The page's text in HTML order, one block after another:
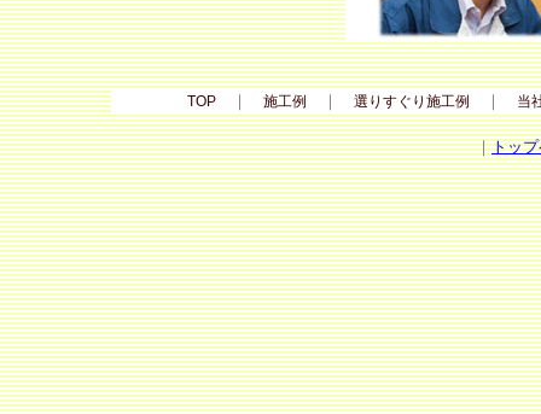
TOP｜ 施工例 ｜ 選りすぐり施工例 ｜ 当
｜トッ